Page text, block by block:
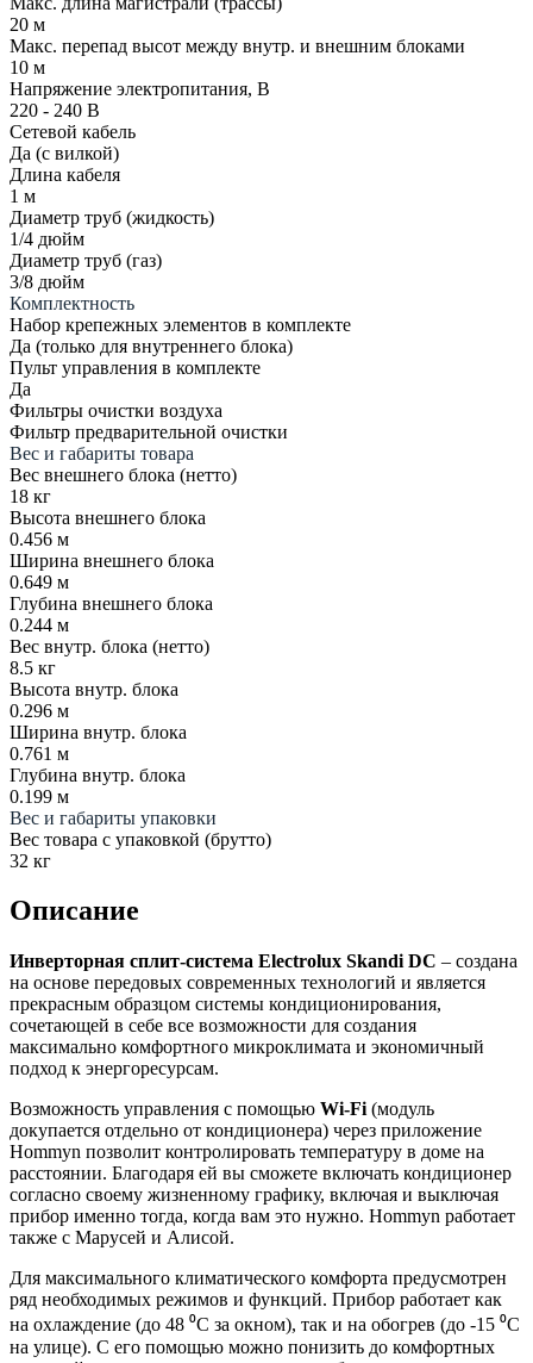
20 м
Макс. перепад высот между внутр. и внешним блоками
10 м
Напряжение электропитания, В
220 - 240 В
Сетевой кабель
Да (с вилкой)
Длина кабеля
1 м
Диаметр труб (жидкость)
1/4 дюйм
Диаметр труб (газ)
3/8 дюйм
Комплектность
Набор крепежных элементов в комплекте
Да (только для внутреннего блока)
Пульт управления в комплекте
Да
Фильтры очистки воздуха
Фильтр предварительной очистки
Вес и габариты товара
Вес внешнего блока (нетто)
18 кг
Высота внешнего блока
0.456 м
Ширина внешнего блока
0.649 м
Глубина внешнего блока
0.244 м
Вес внутр. блока (нетто)
8.5 кг
Высота внутр. блока
0.296 м
Ширина внутр. блока
0.761 м
Глубина внутр. блока
0.199 м
Вес и габариты упаковки
Вес товара с упаковкой (брутто)
32 кг
Описание
Инверторная сплит-система Electrolux Skandi DC – создана
на основе передовых современных технологий и является
прекрасным образцом системы кондиционирования,
сочетающей в себе все возможности для создания
максимально комфортного микроклимата и экономичный
подход к энергоресурсам.
Возможность управления с помощью Wi-Fi (модуль
докупается отдельно от кондиционера) через приложение
Hommyn позволит контролировать температуру в доме на
расстоянии. Благодаря ей вы сможете включать кондиционер
согласно своему жизненному графику, включая и выключая
прибор именно тогда, когда вам это нужно. Hommyn работает
также с Марусей и Алисой.
Для максимального климатического комфорта предусмотрен
ряд необходимых режимов и функций. Прибор работает как
на охлаждение (до 48 ⁰С за окном), так и на обогрев (до -15 ⁰С
на улице). С его помощью можно понизить до комфортных